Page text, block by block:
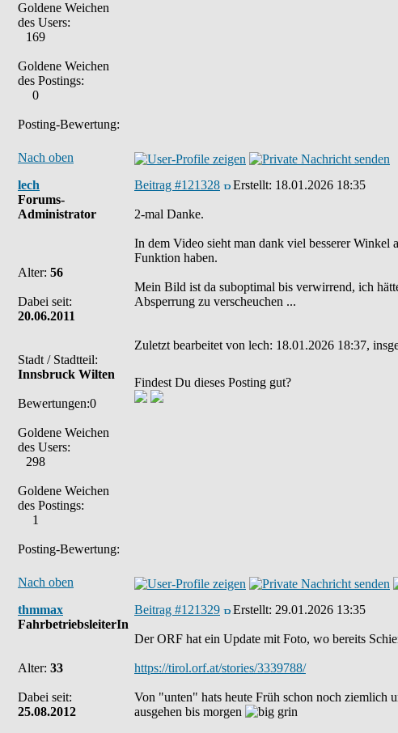
Goldene Weichen
des Users:
169
Goldene Weichen
des Postings:
0
Posting-Bewertung:
Nach oben
lech
Forums-
Administrator
Alter: 56
Dabei seit:
20.06.2011
Stadt / Stadtteil:
Innsbruck Wilten
Bewertungen:0
Goldene Weichen
des Users:
298
Goldene Weichen
des Postings:
1
Posting-Bewertung:
Beitrag #121328 Erstellt: 18.01.2026 18:35
2-mal Danke.
In dem Video sieht man dank viel besserer Winkel
Funktion haben.
Mein Bild ist da suboptimal bis verwirrend, ich
Absperrung zu verscheuchen ...
Zuletzt bearbeitet von lech: 18.01.2026 18:37,
Findest Du dieses Posting gut?
Nach oben
thmmax
FahrbetriebsleiterIn
Alter: 33
Dabei seit:
25.08.2012
Beitrag #121329 Erstellt: 29.01.2026 13:35
Der ORF hat ein Update mit Foto, wo bereits
https://tirol.orf.at/stories/3339788/
Von "unten" hats heute Früh schon noch ziemlich
ausgehen bis morgen